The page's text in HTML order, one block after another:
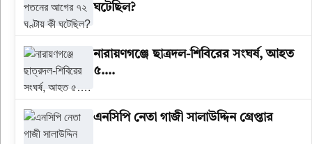
ঘটেছিল?
‎নারায়ণগঞ্জে ছাত্রদল-শিবিরের সংঘর্ষ, আহত
৫….
এনসিপি নেতা গাজী সালাউদ্দিন গ্রেপ্তার